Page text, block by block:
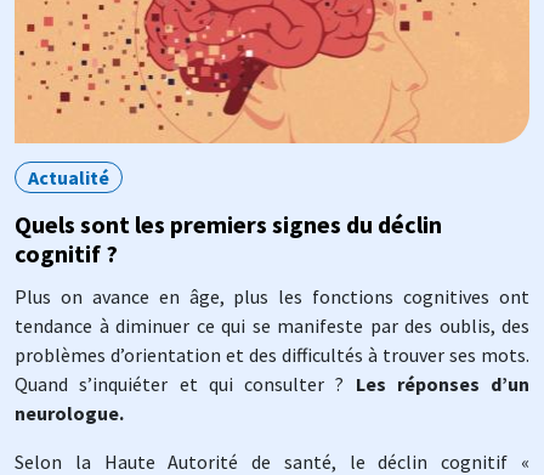
Actualité
Quels sont les premiers signes du déclin
cognitif ?
Plus on avance en âge, plus les fonctions cognitives ont
tendance à diminuer ce qui se manifeste par des oublis, des
problèmes d’orientation et des difficultés à trouver ses mots.
Quand s’inquiéter et qui consulter ? Les réponses d’un
neurologue.
Selon la Haute Autorité de santé, le déclin cognitif «